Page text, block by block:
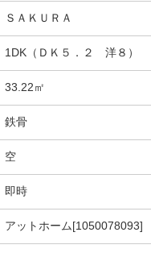
ＳＡＫＵＲＡ
1DK（ＤＫ５．２ 洋８）
33.22㎡
鉄骨
空
即時
アットホーム[1050078093]